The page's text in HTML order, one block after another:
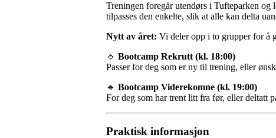
Treningen foregår utendørs i Tufteparken
tilpasses den enkelte, slik at alle kan delta
Nytt av året: Vi deler opp i to grupper for å
🔹 Bootcamp Rekrutt (kl. 18:00)
Passer for deg som er ny til trening, eller
🔹 Bootcamp Viderekomne (kl. 19:00)
For deg som har trent litt fra før, eller deltatt
Praktisk informasjon